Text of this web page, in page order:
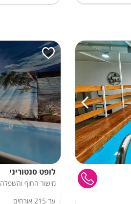
לופט סנטוריני
מישור החוף והשפלה
עד 215אורחים